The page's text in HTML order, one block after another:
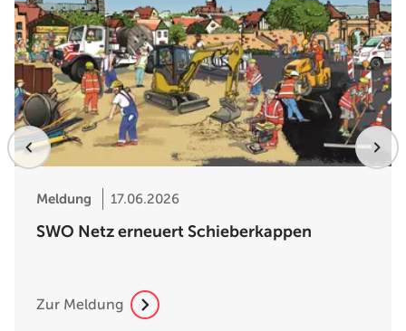
Meldung 17.06.2026
SWO Netz erneuert Schieberkappen
Zur Meldung